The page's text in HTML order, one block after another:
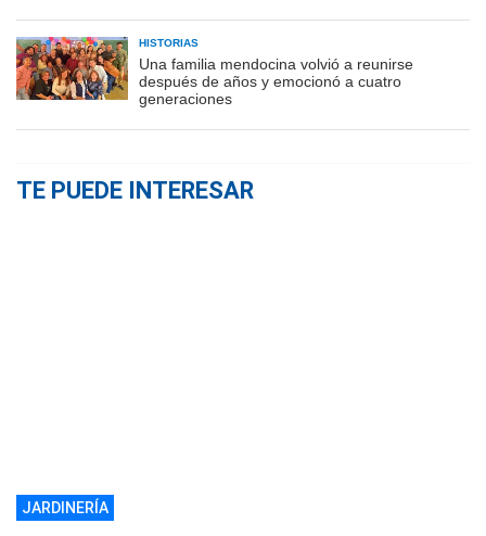
HISTORIAS
Una familia mendocina volvió a reunirse
después de años y emocionó a cuatro
generaciones
TE PUEDE INTERESAR
JARDINERÍA